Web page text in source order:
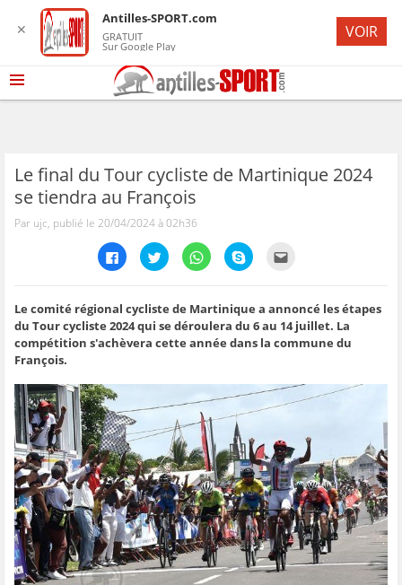
Le final du Tour cycliste de Martinique 2024
se tiendra au François
Par ujc, publié le 20/04/2024 à 02h36
C
l
e
z
p
o
u
a
a
g
e
r
s
u
r
F
a
c
e
b
o
o
k
(
C
l
e
z
p
o
u
a
t
g
e
s
u
r
T
w
i
t
t
e
r
(
o
C
l
e
z
p
o
u
a
t
a
g
e
r
s
u
r
W
h
a
t
s
A
p
p
(
C
l
e
z
p
o
u
a
r
a
e
r
s
u
r
S
k
y
p
e
(
o
u
v
e
z
p
o
u
n
v
o
p
a
r
e
-
m
a
i
l
à
u
n
Le comité régional cycliste de Martinique a annoncé les étapes
du Tour cycliste 2024 qui se déroulera du 6 au 14 juillet. La
compétition s'achèvera cette année dans la commune du
François.
✕
Antilles-SPORT.com
GRATUIT
Sur Google Play
VOIR